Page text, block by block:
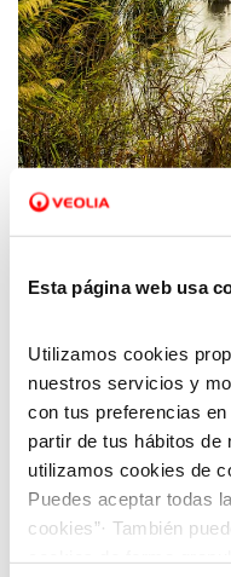
Esta página web usa
Utilizamos cookies
nuestros servicios y
con tus preferencias
partir de tus hábitos de
utilizamos cookies de
Puedes aceptar todas
cookies”· También
02 JUN 2023
La preservación